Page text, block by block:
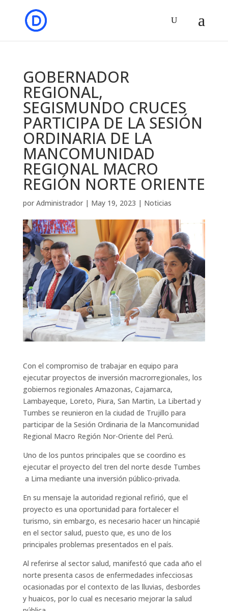
GOBERNADOR
REGIONAL,
SEGISMUNDO CRUCES
PARTICIPA DE LA SESIÓN
ORDINARIA DE LA
MANCOMUNIDAD
REGIONAL MACRO
REGIÓN NORTE ORIENTE
por Administrador| May 19, 2023 | Noticias
Con el compromiso de trabajar en equipo para
ejecutar proyectos de inversión macrorregionales, los
gobiernos regionales Amazonas, Cajamarca,
Lambayeque, Loreto, Piura, San Martin, La Libertad y
Tumbes se reunieron en la ciudad de Trujillo para
participar de la Sesión Ordinaria de la Mancomunidad
Regional Macro Región Nor-Oriente del Perú.
Uno de los puntos principales que se coordino es
ejecutar el proyecto del tren del norte desde Tumbes
a Lima mediante una inversión público-privada.
En su mensaje la autoridad regional refirió, que el
proyecto es una oportunidad para fortalecer el
turismo, sin embargo, es necesario hacer un hincapié
en el sector salud, puesto que, es uno de los
principales problemas presentados en el país.
Al referirse al sector salud, manifestó que cada año el
norte presenta casos de enfermedades infecciosas
ocasionadas por el contexto de las lluvias, desbordes
y huaicos, por lo cual es necesario mejorar la salud